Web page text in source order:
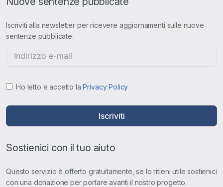
Iscriviti alla newsletter per ricevere aggiornamenti sulle nuove
sentenze pubblicate.
Ho letto e accetto laPrivacy Policy
Iscriviti
Sostienici con il tuo aiuto
Questo servizio è offerto gratuitamente, se lo ritieni utile sostienici
con una donazione per portare avanti il nostro progetto.